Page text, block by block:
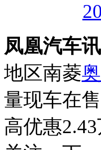
凤凰汽车
地区南菱
量现车在
高优惠